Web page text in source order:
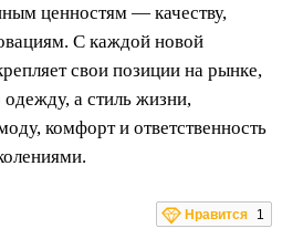
ценностям — качеству,
С каждой новой
свои позиции на рынке,
одежду, а стиль жизни,
комфорт и ответственность
Нравится 1